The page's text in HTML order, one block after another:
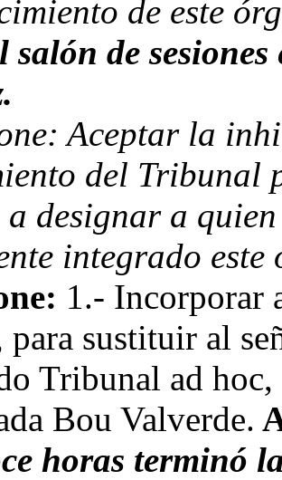
de este
salón de
Aceptar la
del Tribunal
a designar a
integrado
1.- Incorporar
para sustituir al
Tribunal ad hoc,
Bou Valverde.
horas terminó